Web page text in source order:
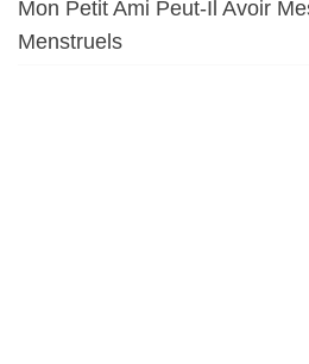
Mon Petit Ami Peut-Il Avoir
Menstruels